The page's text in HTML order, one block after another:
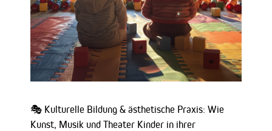
🎭 Kulturelle Bildung & ästhetische Praxis: Wie
Kunst, Musik und Theater Kinder in ihrer